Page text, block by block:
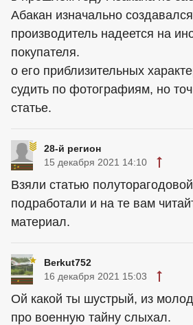
Абакан изначально
производитель надеется на
покупателя.
о его приблизительных
судить по фотографиям, но
статье.
28-й регион
15 декабря 2021 14:10
Взяли статью
подработали и на те вам
материал.
Berkut752
16 декабря 2021 15:03
Ой какой ты шустрый, из
про военную тайну слыхал.